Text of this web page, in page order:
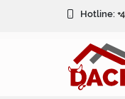
Hotline: